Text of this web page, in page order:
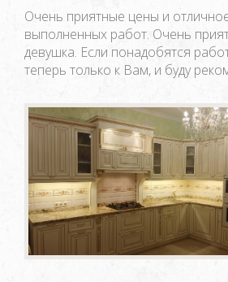
Очень приятные цены и
выполненных работ. Очень
девушка. Если понадобятся
теперь только к Вам, и буду